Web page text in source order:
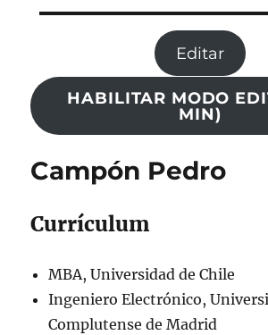
Campón Pedro
Currículum
MBA, Universidad de Chile
Ingeniero Electrónico,
Complutense de Madrid
Editar
HABILITAR MODO
MIN)